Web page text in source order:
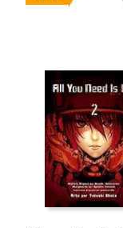
15%
dcto.